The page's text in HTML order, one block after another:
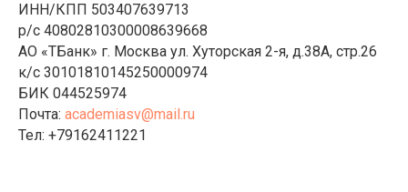
ИНН/КПП 503407639713
р/с 40802810300008639668
АО «ТБанк» г. Москва ул. Хуторская 2-я, д.38А, стр.26
к/с 30101810145250000974
БИК 044525974
Почта: academiasv@mail.ru
Тел: +79162411221